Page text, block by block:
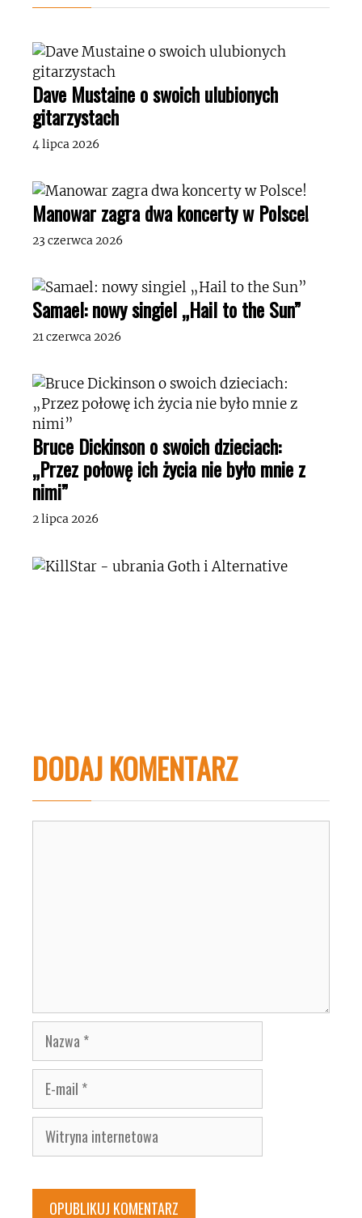
Dave Mustaine o swoich ulubionych
gitarzystach
4 lipca 2026
Manowar zagra dwa koncerty w Polsce!
23 czerwca 2026
Samael: nowy singiel „Hail to the Sun”
21 czerwca 2026
Bruce Dickinson o swoich dzieciach:
„Przez połowę ich życia nie było mnie z
nimi”
2 lipca 2026
DODAJ KOMENTARZ
Nazwa
E-
mail
Witryna
internetowa